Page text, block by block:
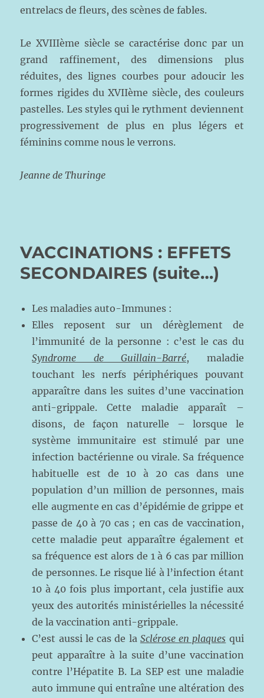
entrelacs de fleurs, des scènes de fables.
Le XVIIIème siècle se caractérise donc par un
grand raffinement, des dimensions plus
réduites, des lignes courbes pour adoucir les
formes rigides du XVIIème siècle, des couleurs
pastelles. Les styles qui le rythment deviennent
progressivement de plus en plus légers et
féminins comme nous le verrons.
Jeanne de Thuringe
VACCINATIONS : EFFETS
SECONDAIRES (suite…)
Les maladies auto-Immunes :
Elles reposent sur un dérèglement de
l’immunité de la personne : c’est le cas du
Syndrome de Guillain-Barré, maladie
touchant les nerfs périphériques pouvant
apparaître dans les suites d’une vaccination
anti-grippale. Cette maladie apparaît –
disons, de façon naturelle – lorsque le
système immunitaire est stimulé par une
infection bactérienne ou virale. Sa fréquence
habituelle est de 10 à 20 cas dans une
population d’un million de personnes, mais
elle augmente en cas d’épidémie de grippe et
passe de 40 à 70 cas ; en cas de vaccination,
cette maladie peut apparaître également et
sa fréquence est alors de 1 à 6 cas par million
de personnes. Le risque lié à l’infection étant
10 à 40 fois plus important, cela justifie aux
yeux des autorités ministérielles la nécessité
de la vaccination anti-grippale.
C’est aussi le cas de la Sclérose en plaques qui
peut apparaître à la suite d’une vaccination
contre l’Hépatite B. La SEP est une maladie
auto immune qui entraîne une altération des